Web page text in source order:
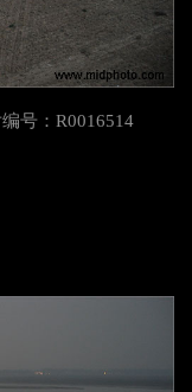
号：R0016514